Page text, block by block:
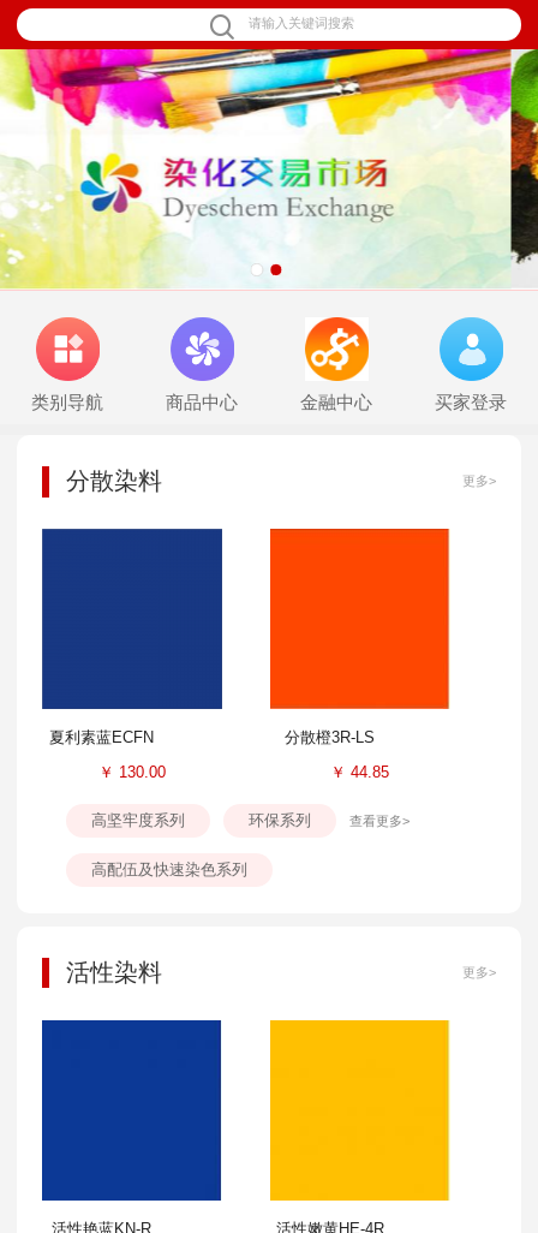
1 2
类别导航 商品中心 金融中心 买家登录
分散染料 更多>
夏利素蓝ECFN
￥ 130.00
分散橙3R-LS
￥ 44.85
高坚牢度系列 环保系列
高配伍及快速染色系列
查看更多>
活性染料 更多>
活性艳蓝KN-R 活性嫩黄HE-4R